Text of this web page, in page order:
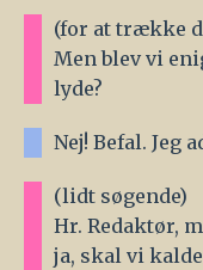
(for at trække
Men blev vi
lyde?
Nej! Befal. Jeg
(lidt søgende)
Hr. Redaktør,
ja, skal vi